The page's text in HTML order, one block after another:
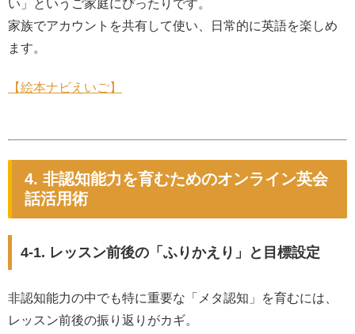
い」というご家庭にぴったりです。
家族でアカウントを共有して使い、日常的に英語を楽しめ
ます。
【絵本ナビえいご】
4. 非認知能力を育むためのオンライン英会
話活用術
4-1. レッスン前後の「ふりかえり」と目標設定
非認知能力の中でも特に重要な「メタ認知」を育むには、
レッスン前後の振り返りがカギ。